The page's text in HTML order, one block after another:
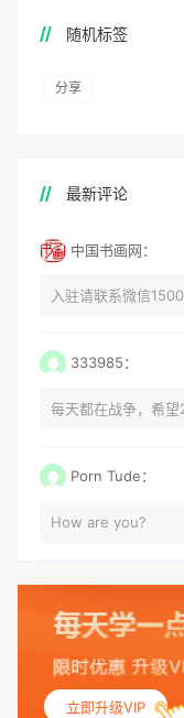
随机标签
分享
最新评论
中国书画网：
入驻请联系微信
333985：
每天都在战争，希
Porn Tude：
How are you?
立即升级VIP